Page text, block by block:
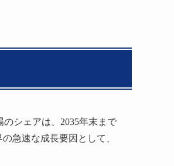
のシェアは、2035年末まで
急速な成長要因として、